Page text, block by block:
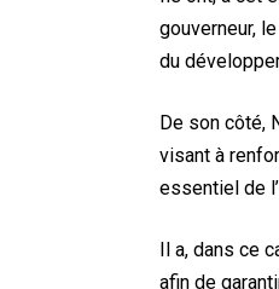
gouverneur,
du
De son côté,
visant à
essentiel de
Il a, dans ce
afin de